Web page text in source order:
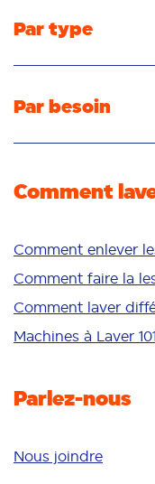
Par type
Poudre
Détachant
Par besoin
Fraîcheur/parfum
Couleurs vives
Peau sensible
Additifs
Nettoyage en
Comment
Comment enlever
Comment faire la
Comment laver
Machines à Laver 101
Parlez-nous
Nous joindre